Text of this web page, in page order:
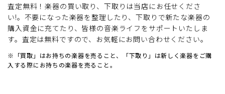
査定無料！楽器の買い取り、下取りは当店にお任せくださ
い!。 不要になった楽器を整理したり、下取りで新たな楽器の
購入資金に充てたり、皆様の音楽ライフをサポートいたしま
す。 査定は無料ですので、お気軽にお問い合わせください。
※「買取」はお持ちの楽器を売ること、「下取り」は新しく楽器をご購
入する際にお持ちの楽器を売ること。